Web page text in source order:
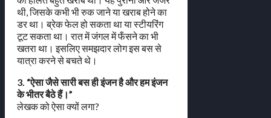
थी, जिसके कभी भी रुक जाने या खराब होने का
डर था। ब्रेक फेल हो सकता था या स्टीयरिंग
टूट सकता था। रात में जंगल में फँसने का भी
खतरा था। इसलिए समझदार लोग इस बस से
यात्रा करने से बचते थे।
3. “ऐसा जैसे सारी बस ही इंजन है और हम इंजन
के भीतर बैठे हैं।”
लेखक को ऐसा क्यों लगा?